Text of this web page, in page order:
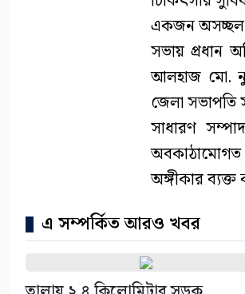
একজন অসচ্ছল
সভায় প্রধান
আলহাজ মো.
জেলা
সাধারণ
অবকাঠামোগত
অঙ্গীকার ব্যক্ত
এ সম্পর্কিত আরও খবর